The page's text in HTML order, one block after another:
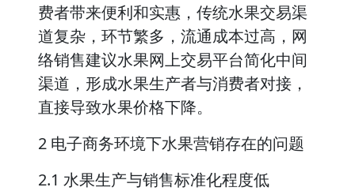
费者带来便利和实惠，传统水果交易渠
道复杂，环节繁多，流通成本过高，网
络销售建议水果网上交易平台简化中间
渠道，形成水果生产者与消费者对接，
直接导致水果价格下降。
2 电子商务环境下水果营销存在的问题
2.1 水果生产与销售标准化程度低